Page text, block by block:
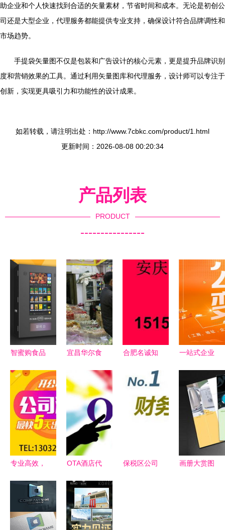
助企业和个人快速找到合适的矢量素材，节省时间和成本。无论是初创公
司还是大型企业，代理服务都能提供专业支持，确保设计符合品牌调性和
市场趋势。
手提袋矢量图不仅是包装和广告设计的核心元素，更是提升品牌识别
度和营销效果的工具。通过利用矢量图库和代理服务，设计师可以专注于
创新，实现更具吸引力和功能性的设计成果。
如若转载，请注明出处：http://www.7cbkc.com/product/1.html
更新时间：2026-08-08 00:20:34
产品列表
PRODUCT
----------------
智蜜购食品
开启智能零
售新事业
宜昌华尔食
干产业，多
元服务赋能
品牌成长
合肥名诚知
有限责任公
司 专业代
办，助力企
一站式企业
罗湖公司注
册、代理记
账与深圳工
商事务全解
析
专业高效，
——北京天
地嘉源登记
注册代理事
OTA酒店代
如何吸引酒
店与旅客的
双重关注？
保税区公司
画册大赏图